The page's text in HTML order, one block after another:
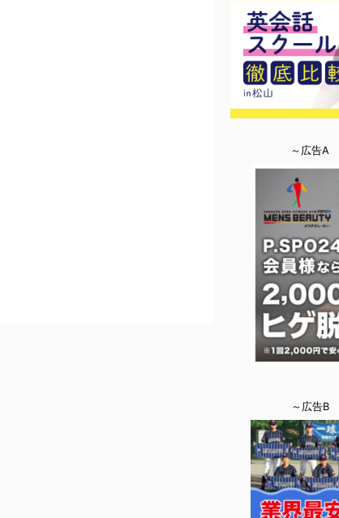
～広告A
～広告B